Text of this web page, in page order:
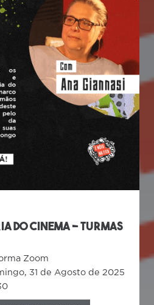
do Cinema – Turmas
Zoom
31 de Agosto de 2025